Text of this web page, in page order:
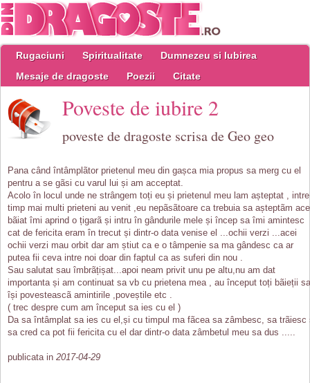
Rugaciuni Spiritualitate
Dumnezeu si Iubirea
Mesaje de dragoste
Poezii Citate
Poveste de iubire 2
poveste de dragoste scrisa de Geo geo
Pana când întâmplãtor prietenul meu din gașca mia propus sa merg cu el
pentru a se gãsi cu varul lui și am acceptat.
Acolo în locul unde ne strângem toți eu și prietenul meu lam așteptat , intre
timp mai multi prieteni au venit ,eu nepãsãtoare ca trebuia sa așteptãm
bãiat îmi aprind o țigarã și intru în gândurile mele și încep sa îmi amintesc
cat de fericita eram în trecut și dintr-o data venise el ...ochii verzi ...acei
ochii verzi mau orbit dar am știut ca e o tâmpenie sa ma gândesc ca ar
putea fii ceva intre noi doar din faptul ca as suferi din nou .
Sau salutat sau îmbrãțișat...apoi neam privit unu pe altu,nu am dat
importanta și am continuat sa vb cu prietena mea , au început toți bãieții sa
își povesteascã amintirile ,poveștile etc .
( trec despre cum am început sa ies cu el )
Da sa întâmplat sa ies cu el,și cu timpul ma fãcea sa zâmbesc, sa trãiesc
sa cred ca pot fii fericita cu el dar dintr-o data zâmbetul meu sa dus .....
publicata in 2017-04-29